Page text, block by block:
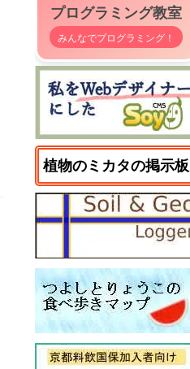
プログラミング教室
みんなでプログラミング！
植物のミカタの掲示板